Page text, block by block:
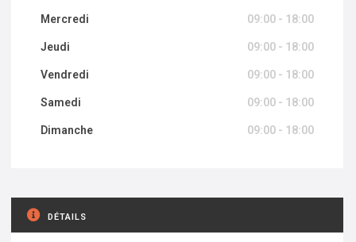
Mercredi 09:00 - 18:00
Jeudi 09:00 - 18:00
Vendredi 09:00 - 18:00
Samedi 09:00 - 18:00
Dimanche 09:00 - 18:00
DÉTAILS